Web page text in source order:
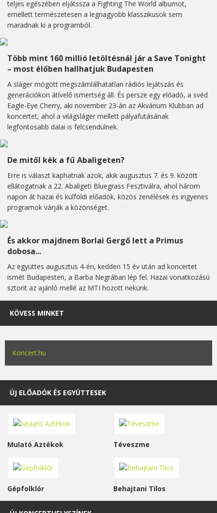
teljes egészében eljátssza a Fighting The World albumot,
emellett természetesen a legnagyobb klasszikusok sem
maradnak ki a programból.
Több mint 160 millió letöltésnál jár a Save Tonight
– most élőben hallhatjuk Budapesten
A sláger mögött megszámlálhatatlan rádiós lejátszás és
generációkon átívelő ismertség áll. És persze egy előadó, a svéd
Eagle-Eye Cherry, aki november 23-án az Akvárium Klubban ad
koncertet, ahol a világsláger mellett pályafutásának
legfontosabb dalai is felcsendülnek.
De mitől kék a fű Abaligeten?
Erre is választ kaphatnak azok, akik augusztus 7. és 9. között
ellátogatnak a 22. Abaligeti Bluegrass Fesztiválra, ahol három
napon át hazai és külföldi előadók, közös zenélések és ingyenes
programok várják a közönséget.
És akkor majdnem Borlai Gergő lett a Primus
dobosa...
Az együttes augusztus 4-én, kedden 15 év után ad koncertet
ismét Budapesten, a Barba Negrában lép fel. Hazai vonatkozású
sztorit az ajánló mellé az MTI hozott nekünk.
KÖVESS MINKET
Koncert.hu
ÚJ ELŐADÓK ÉS EGYÜTTESEK
Mulató Aztékok Téveszme
Gépfolklór Behajtani Tilos